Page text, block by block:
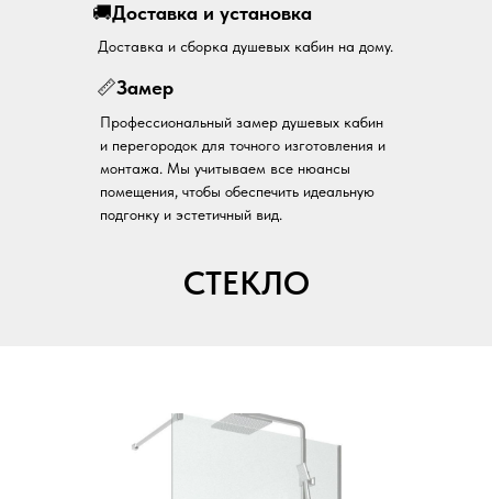
🚚Доставка и установка
📏Замер
Доставка и сборка душевых кабин на дому.
Профессиональный замер душевых кабин
и перегородок для точного изготовления и
монтажа. Мы учитываем все нюансы
помещения, чтобы обеспечить идеальную
подгонку и эстетичный вид.
СТЕКЛО